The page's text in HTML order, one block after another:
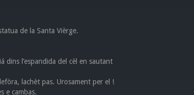
de la Santa Vièrge.
l’espandida del cèl en sautant
lachèt pas. Urosament per el !
e cambas.